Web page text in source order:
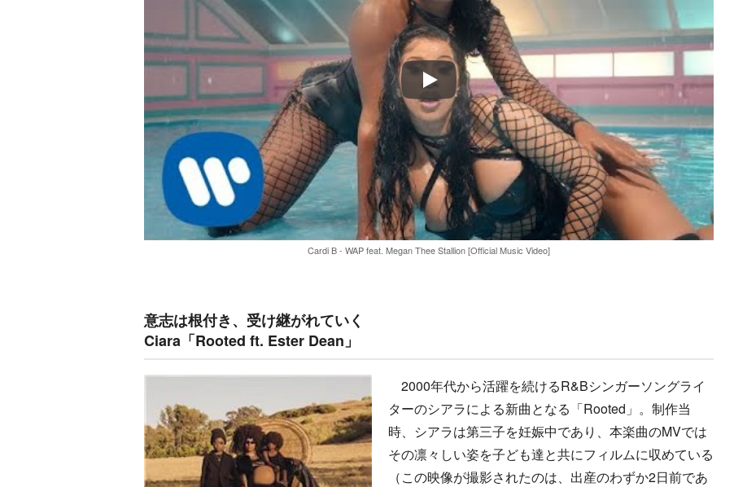
Cardi B - WAP feat. Megan Thee Stallion [Official Music Video]
意志は根付き、受け継がれていく
Ciara「Rooted ft. Ester Dean」
2000年代から活躍を続けるR&Bシンガーソングライ
ターのシアラによる新曲となる「Rooted」。制作当
時、シアラは第三子を妊娠中であり、本楽曲のMVでは
その凛々しい姿を子ども達と共にフィルムに収めている
（この映像が撮影されたのは、出産のわずか2日前であ